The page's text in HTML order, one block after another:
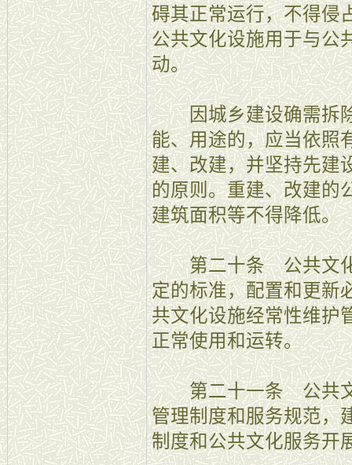
碍其正常运行，不得侵
公共文化设施用于与公
动。
因城乡建设确需拆除
能、用途的，应当依照
建、改建，并坚持先建
的原则。重建、改建的
建筑面积等不得降低。
第二十条 公共文化
定的标准，配置和更新
共文化设施经常性维护
正常使用和运转。
第二十一条 公共文
管理制度和服务规范，
制度和公共文化服务开